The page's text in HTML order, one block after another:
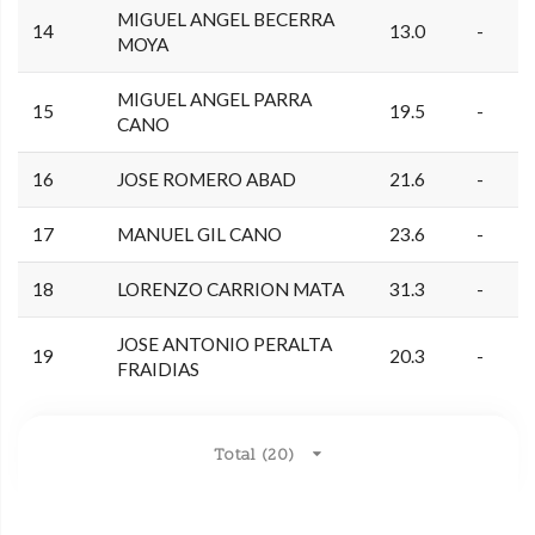
14
MIGUEL ANGEL BECERRA
MOYA
13.0 -
15
MIGUEL ANGEL PARRA
CANO
19.5 -
16 JOSE ROMERO ABAD 21.6 -
17 MANUEL GIL CANO 23.6 -
18 LORENZO CARRION MATA 31.3 -
19
JOSE ANTONIO PERALTA
FRAIDIAS
20.3 -
Total (20)